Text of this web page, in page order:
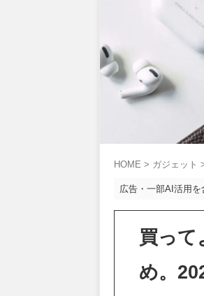
HOME > ガジェット
広告・一部AI活用を
買って
め。